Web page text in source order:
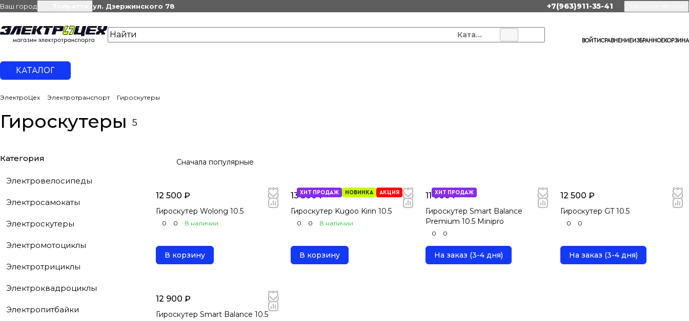
Ваш город ул. Дзержинского 78 +7(963)911-35-41
Каталог
ВОЙТИСРАВНЕНИЕИЗБРАННОЕКОРЗИНА
КАТАЛОГ
ЭлектроЦех Электротранспорт Гироскутеры
Гироскутеры 5
Сначала популярные
12 500 ₽
Гироскутер Wolong 10.5
0 0 В наличии
В корзину
ХИТ ПРОДАЖ НОВИНКА АКЦИЯ
13 500 ₽
Гироскутер Kugoo Kirin 10.5
0 0 В наличии
В корзину
ХИТ ПРОДАЖ
11 900 ₽
Гироскутер Smart Balance
Premium 10.5 Minipro
0 0
На заказ (3-4 дня)
12 500 ₽
Гироскутер GT 10.5
0 0
На заказ (3-4 дня)
12 900 ₽
Гироскутер Smart Balance 10.5
Категория
Электровелосипеды
Электросамокаты
Электроскутеры
Электромотоциклы
Электротрициклы
Электроквадроциклы
Электропитбайки